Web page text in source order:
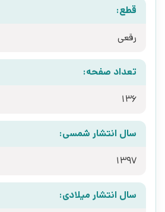
قطع:
رقعی
تعداد صفحه:
136
سال انتشار شمسی:
1397
سال انتشار میلادی: